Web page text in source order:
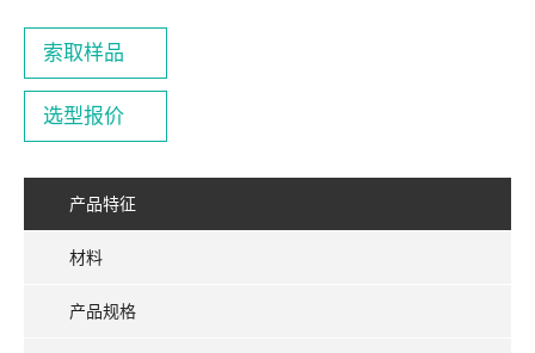
索取样品
选型报价
产品特征
材料
产品规格